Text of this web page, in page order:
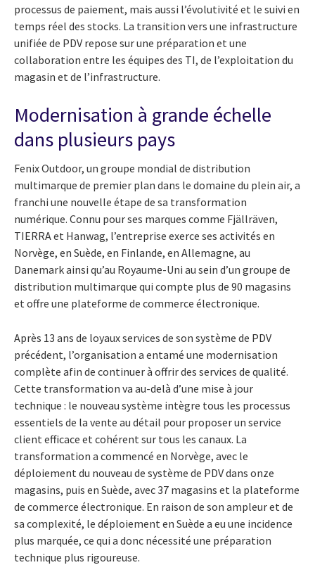
processus de paiement, mais aussi l’évolutivité et le suivi en
temps réel des stocks. La transition vers une infrastructure
unifiée de PDV repose sur une préparation et une
collaboration entre les équipes des TI, de l’exploitation du
magasin et de l’infrastructure.
Modernisation à grande échelle
dans plusieurs pays
Fenix Outdoor, un groupe mondial de distribution
multimarque de premier plan dans le domaine du plein air, a
franchi une nouvelle étape de sa transformation
numérique. Connu pour ses marques comme Fjällräven,
TIERRA et Hanwag, l’entreprise exerce ses activités en
Norvège, en Suède, en Finlande, en Allemagne, au
Danemark ainsi qu’au Royaume-Uni au sein d’un groupe de
distribution multimarque qui compte plus de 90 magasins
et offre une plateforme de commerce électronique.
Après 13 ans de loyaux services de son système de PDV
précédent, l’organisation a entamé une modernisation
complète afin de continuer à offrir des services de qualité.
Cette transformation va au-delà d’une mise à jour
technique : le nouveau système intègre tous les processus
essentiels de la vente au détail pour proposer un service
client efficace et cohérent sur tous les canaux. La
transformation a commencé en Norvège, avec le
déploiement du nouveau de système de PDV dans onze
magasins, puis en Suède, avec 37 magasins et la plateforme
de commerce électronique. En raison de son ampleur et de
sa complexité, le déploiement en Suède a eu une incidence
plus marquée, ce qui a donc nécessité une préparation
technique plus rigoureuse.